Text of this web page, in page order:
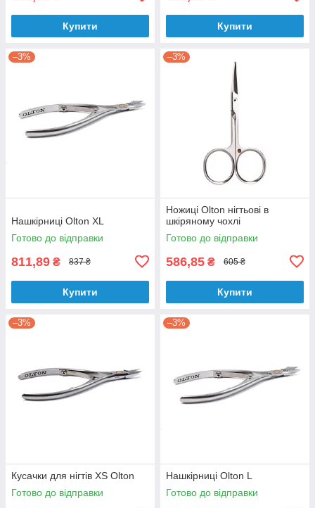
Купити Купити
–3%
Нашкірниці Olton XL
Готово до відправки
811,89 ₴ 837 ₴
Купити
–3%
Ножиці Olton нігтьові в
шкіряному чохлі
Готово до відправки
586,85 ₴ 605 ₴
Купити
–3%
Кусачки для нігтів XS Olton
Готово до відправки
–3%
Нашкірниці Olton L
Готово до відправки